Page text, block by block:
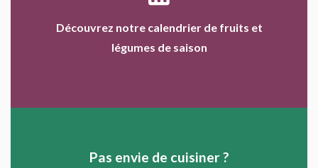
Découvrez notre calendrier de fruits et
légumes de saison
Pas envie de cuisiner ?